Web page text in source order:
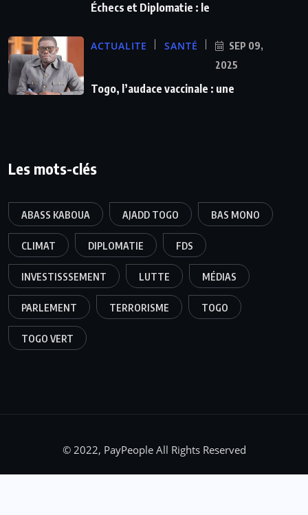
Échecs et Diplomatie : le
ACTUALITE SANTÉ
SEP 09,
2025
Togo, l’audace vaccinale : une
Les mots-clés
ABASS KABOUA AJADD TOGO BAS MONO
CLIMAT DIPLOMATIE FDS
INVESTISSSEMENT LUTTE MÉDIAS
PARLEMENT TERRORISME TOGO
TOGO VERT
© 2022, PayPeople All Rights Reserved